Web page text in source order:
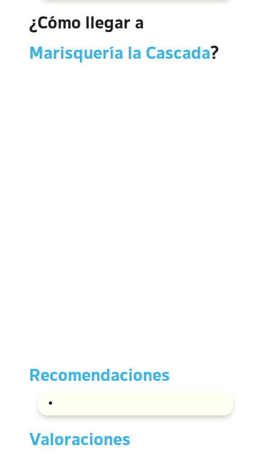
¿Cómo llegar a
Marisquería la Cascada?
Recomendaciones
Valoraciones